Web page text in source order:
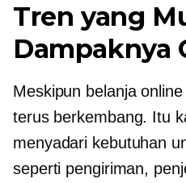
Tren yang
Dampaknya
Meskipun belanja
terus berkembang. Itu
menyadari kebutuhan
seperti pengiriman,